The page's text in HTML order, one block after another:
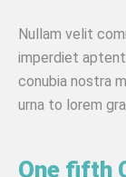
Nullam velit
imperdiet
conubia nostra
urna to lorem
One fifth